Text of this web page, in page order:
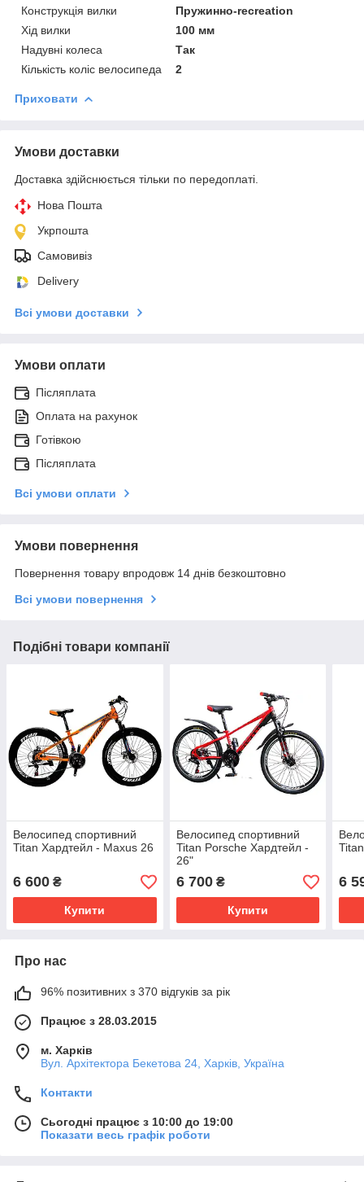
Конструкція вилки
Пружинно-recreation
Хід вилки
100 мм
Надувні колеса
Так
Кількість коліс велосипеда
2
Приховати
Умови доставки
Доставка здійснюється тільки по передоплаті.
Нова Пошта
Укрпошта
Самовивіз
Delivery
Всі умови доставки
Умови оплати
Післяплата
Оплата на рахунок
Готівкою
Післяплата
Всі умови оплати
Умови повернення
Повернення товару впродовж 14 днів безкоштовно
Всі умови повернення
Подібні товари компанії
Велосипед спортивний
Titan Хардтейл - Maxus 26
6 600 ₴
Купити
Велосипед спортивний
Titan Porsche Хардтейл -
26"
6 700₴
Купити
6
Про нас
96% позитивних з 370 відгуків за рік
Працює з 28.03.2015
м. Харків
Вул. Архітектора Бекетова 24, Харків, Україна
Контакти
Сьогодні працює з 10:00 до 19:00
Показати весь графік роботи